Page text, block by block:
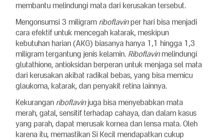
membantu melindungi mata dari kerusakan tersebut.
Mengonsumsi 3 miligram riboflavinper hari bisa menjadi
cara efektif untuk mencegah katarak, meskipun
kebutuhan harian (AKG) biasanya hanya 1,1 hingga 1,3
miligram tergantung jenis kelamin. Riboflavinmelindungi
glutathione, antioksidan berperan untuk menjaga sel mata
dari kerusakan akibat radikal bebas, yang bisa memicu
glaukoma, katarak, dan penyakit retina lainnya.
Kekurangan riboflavin juga bisa menyebabkan mata
merah, gatal, sensitif terhadap cahaya, dan dalam kasus
yang parah, dapat merusak kornea dan lensa mata. Oleh
karena itu, memastikan Si Kecil mendapatkan cukup